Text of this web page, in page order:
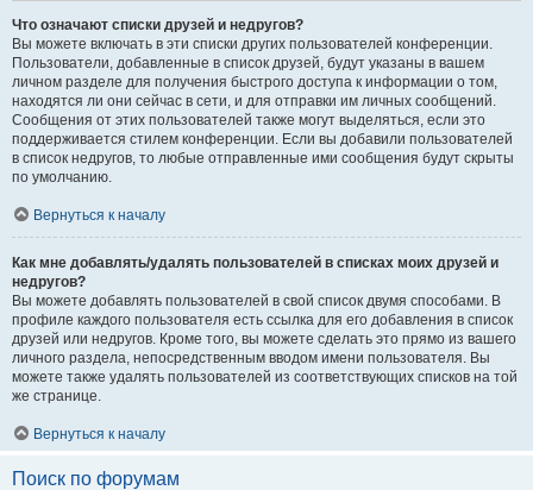
Что означают списки друзей и недругов?
Вы можете включать в эти списки других пользователей конференции.
Пользователи, добавленные в список друзей, будут указаны в вашем
личном разделе для получения быстрого доступа к информации о том,
находятся ли они сейчас в сети, и для отправки им личных сообщений.
Сообщения от этих пользователей также могут выделяться, если это
поддерживается стилем конференции. Если вы добавили пользователей
в список недругов, то любые отправленные ими сообщения будут скрыты
по умолчанию.
Вернуться к началу
Как мне добавлять/удалять пользователей в списках моих друзей и
недругов?
Вы можете добавлять пользователей в свой список двумя способами. В
профиле каждого пользователя есть ссылка для его добавления в список
друзей или недругов. Кроме того, вы можете сделать это прямо из вашего
личного раздела, непосредственным вводом имени пользователя. Вы
можете также удалять пользователей из соответствующих списков на той
же странице.
Вернуться к началу
Поиск по форумам